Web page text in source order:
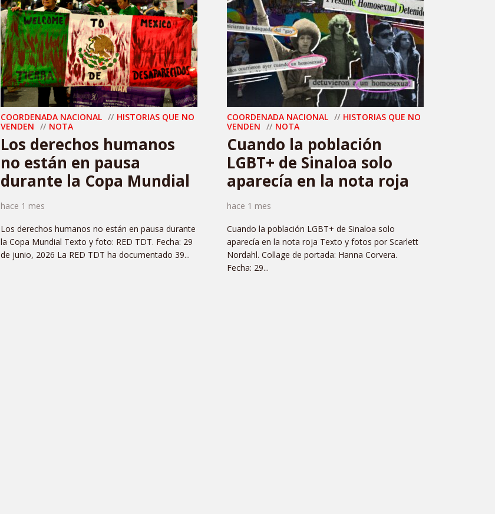
COORDENADA NACIONAL
HISTORIAS QUE NO
VENDEN
NOTA
Los derechos humanos
no están en pausa
durante la Copa Mundial
hace 1 mes
Los derechos humanos no están en pausa durante
la Copa Mundial Texto y foto: RED TDT. Fecha: 29
de junio, 2026 La RED TDT ha documentado 39...
COORDENADA NACIONAL
HISTORIAS QUE NO
VENDEN
NOTA
Cuando la población
LGBT+ de Sinaloa solo
aparecía en la nota roja
hace 1 mes
Cuando la población LGBT+ de Sinaloa solo
aparecía en la nota roja Texto y fotos por Scarlett
Nordahl. Collage de portada: Hanna Corvera.
Fecha: 29...